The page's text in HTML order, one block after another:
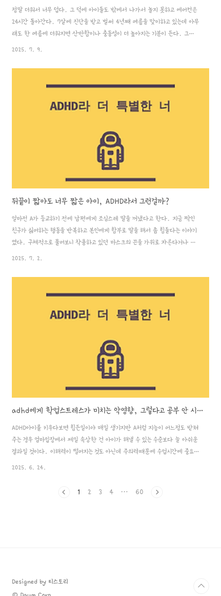
정말 더워서 너무 덥다. 그 덕에 아이들도 밖에서 나가서 놀지 못하고 에어컨은
24시간 돌아간다. 7살에 진단을 받고 벌써 4년째 여름을 맞이하고 있는데 아무
래도 한 여름에 더워지면 산만함이나 충동성이 더 높아지는 기분이 든다. 그나
마 나이가 좀 들어가면서 점점 덜하는 것 같긴 한데 혹시나 이유가 있을까 싶어
다.요즘처럼 한낮의 온도가 35도가 넘는 경우엔 아이들이 친구들과 야외활동을
에는 나가서 놀기 어렵기 때문에 집에만 머무르게 되고 그 덕에 활동량 자체가
2025. 7. 9.
뒤끝이 짧아도 너무 짧은 아이, ADHD라서 그런걸까?
얼마전 A가 등교하기 전에 남편에게 조심스레 말을 꺼냈다고 한다. 지금 짝인
친구가 싫어하는 행동을 반복하고 본인에게 함부로 말을 해서 좀 힘들다는 이야기
였다. 구체적으로 물어보니 착용하고 있던 마스크의 끈을 가위로 자른다거나 가
방에 쓰레기를 넣는다거나 보드게임 등을 하는 동안 A는 잘 못한다며 빠지라고
력을 쓰거나 다른 친구의 물건을 망가뜨려서 문제가 됐던 일이 있던 아이라서 A
와 잘 어울려놀지 않았으면 했던 아이인데 이런식으로 엮이다보니 걱정이 크게 되
겠다는 답변을 받았다. 문제의 아이가 A에게 사과하면서 일이 일단락되는 것
2025. 7. 2.
adhd에게 학업스트레스가 미치는 악영향, 그렇다고 공부 안 시켜도 될까?
ADHD아이를 키우다보면 힘든일이야 매일 생기지만 A처럼 지능이 어느정도 받쳐
주는 경우 엄마입장에서 제일 속상한 건 아이가 해낼 수 있는 수준보다 늘 아쉬운
결과일 것이다. 이해력이 떨어지는 것도 아닌데 주의력때문에 수업시간에 중요
한 내용을 놓치고 약물효과가 있는 상태에선 쉽게 풀어낼만한 수학문제를 낮은
렇다고 엄마입장에서 아이에게 공부를 하지 말라고 하기도 애매하다. 담당의사
2025. 6. 24.
1 2 3 4 ··· 60
Designed by 티스토리